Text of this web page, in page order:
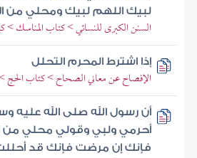
لبيك اللهم لبيك ومحلي من
السنن الكبرى للنسائي > كتاب المناسك >
إذا اشترط المحرم التحلل
الإفصاح عن معاني الصحاح > كتاب الحج
أن رسول الله صلى الله عليه
أحرمي ولبي وقولي محلي
فإنك إن مرضت فإنك قد